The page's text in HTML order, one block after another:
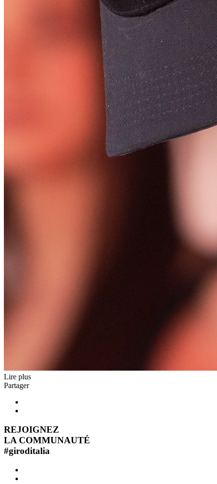
Lire plus
Partager
REJOIGNEZ
LA COMMUNAUTÉ
#giroditalia